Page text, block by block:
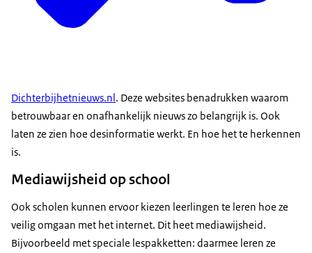
Dichterbijhetnieuws.nl. Deze websites benadrukken waarom
betrouwbaar en onafhankelijk nieuws zo belangrijk is. Ook
laten ze zien hoe desinformatie werkt. En hoe het te herkennen
is.
Mediawijsheid op school
Ook scholen kunnen ervoor kiezen leerlingen te leren hoe ze
veilig omgaan met het internet. Dit heet mediawijsheid.
Bijvoorbeeld met speciale lespakketten: daarmee leren ze